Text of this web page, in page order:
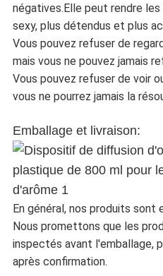
négatives.Elle peut rendre les
sexy, plus détendus et plus
Vous pouvez refuser de
mais vous ne pouvez jamais
Vous pouvez refuser de voir
vous ne pourrez jamais la
Emballage et livraison:
En général, nos produits sont
Nous promettons que les
inspectés avant l'emballage,
après confirmation.